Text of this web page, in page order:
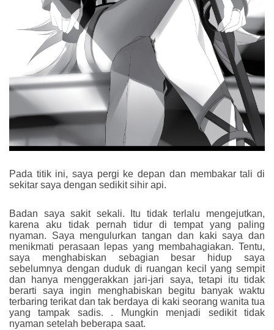
Pada titik ini, saya pergi ke depan dan membakar tali di
sekitar saya dengan sedikit sihir api.
Badan saya sakit sekali. Itu tidak terlalu mengejutkan,
karena aku tidak pernah tidur di tempat yang paling
nyaman. Saya mengulurkan tangan dan kaki saya dan
menikmati perasaan lepas yang membahagiakan. Tentu,
saya menghabiskan sebagian besar hidup saya
sebelumnya dengan duduk di ruangan kecil yang sempit
dan hanya menggerakkan jari-jari saya, tetapi itu tidak
berarti saya ingin menghabiskan begitu banyak waktu
terbaring terikat dan tak berdaya di kaki seorang wanita tua
yang tampak sadis. . Mungkin menjadi sedikit tidak
nyaman setelah beberapa saat.